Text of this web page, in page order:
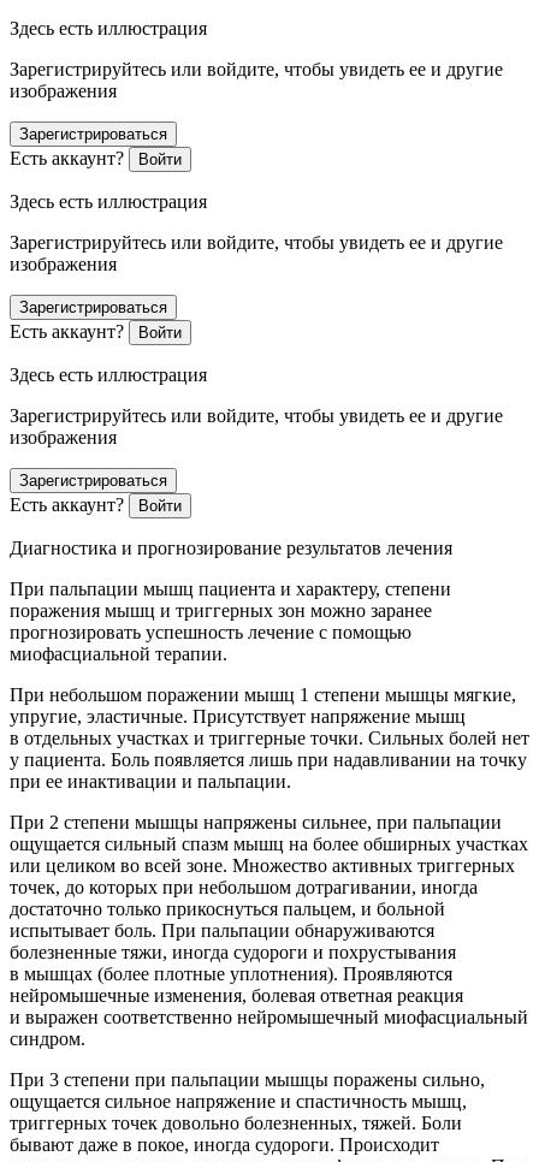
Здесь есть иллюстрация
Зарегистрируйтесь или войдите, чтобы увидеть ее и другие
изображения
Зарегистрироваться
Есть аккаунт? Войти
Здесь есть иллюстрация
Зарегистрируйтесь или войдите, чтобы увидеть ее и другие
изображения
Зарегистрироваться
Есть аккаунт? Войти
Здесь есть иллюстрация
Зарегистрируйтесь или войдите, чтобы увидеть ее и другие
изображения
Зарегистрироваться
Есть аккаунт? Войти
Диагностика и прогнозирование результатов лечения
При пальпации мышц пациента и характеру, степени
поражения мышц и триггерных зон можно заранее
прогнозировать успешность лечение с помощью
миофасциальной терапии.
При небольшом поражении мышц 1 степени мышцы мягкие,
упругие, эластичные. Присутствует напряжение мышц
в отдельных участках и триггерные точки. Сильных болей нет
у пациента. Боль появляется лишь при надавливании на точку
при ее инактивации и пальпации.
При 2 степени мышцы напряжены сильнее, при пальпации
ощущается сильный спазм мышц на более обширных участках
или целиком во всей зоне. Множество активных триггерных
точек, до которых при небольшом дотрагивании, иногда
достаточно только прикоснуться пальцем, и больной
испытывает боль. При пальпации обнаруживаются
болезненные тяжи, иногда судороги и похрустывания
в мышцах (более плотные уплотнения). Проявляются
нейромышечные изменения, болевая ответная реакция
и выражен соответственно нейромышечный миофасциальный
синдром.
При 3 степени при пальпации мышцы поражены сильно,
ощущается сильное напряжение и спастичность мышц,
триггерных точек довольно болезненных, тяжей. Боли
бывают даже в покое, иногда судороги. Происходит